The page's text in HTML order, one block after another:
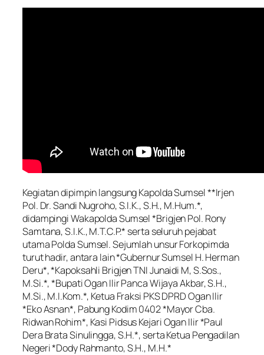
Kegiatan dipimpin langsung Kapolda Sumsel **Irjen
Pol. Dr. Sandi Nugroho, S.I.K., S.H., M.Hum.*,
didampingi Wakapolda Sumsel *Brigjen Pol. Rony
Samtana, S.I.K., M.T.C.P.* serta seluruh pejabat
utama Polda Sumsel. Sejumlah unsur Forkopimda
turut hadir, antara lain *Gubernur Sumsel H. Herman
Deru*, *Kapoksahli Brigjen TNI Junaidi M, S.Sos.,
M.Si.*, *Bupati Ogan Ilir Panca Wijaya Akbar, S.H.,
M.Si., M.I.Kom.*, Ketua Fraksi PKS DPRD Ogan Ilir
*Eko Asnan*, Pabung Kodim 0402 *Mayor Cba.
Ridwan Rohim*, Kasi Pidsus Kejari Ogan Ilir *Paul
Dera Brata Sinulingga, S.H.*, serta Ketua Pengadilan
Negeri *Dody Rahmanto, S.H., M.H.*